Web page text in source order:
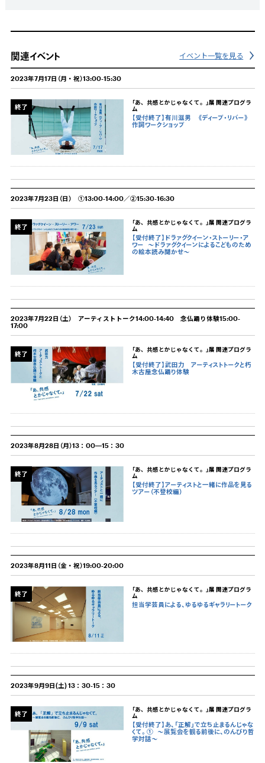
関連イベント イベント一覧を見る
2023年7月17日（月・祝）13:00-15:30
終了
「あ、共感とかじゃなくて。」展 関連プログラ
ム
【受付終了】有川滋男 《ディープ・リバー》
作詞ワークショップ
2023年7月23日（日） ①13:00-14:00／②15:30-16:30
終了
「あ、共感とかじゃなくて。」展 関連プログラ
ム
【受付終了】ドラァグクイーン・ストーリー・ア
ワー
〜ドラァグクイーンによるこどものため
の絵本読み聞かせ〜
2023年7月22日（土） アーティストトーク14:00-14:40 念仏踊り体験15:00-
17:00
終了
「あ、共感とかじゃなくて。」展 関連プログラ
ム
【受付終了】武田力 アーティストトークと朽
木古屋念仏踊り体験
2023年8月28日（月）13：00―15：30
終了
「あ、共感とかじゃなくて。」展 関連プログラ
ム
【受付終了】アーティストと一緒に作品を見る
ツアー（不登校編）
2023年8月11日（金・祝）19:00-20:00
終了
「あ、共感とかじゃなくて。」展 関連プログラ
ム
担当学芸員による、ゆるゆるギャラリートーク
2023年9月9日(土) 13：30-15：30
終了
「あ、共感とかじゃなくて。」展 関連プログラ
ム
【受付終了】あ、「正解」で立ち止まるんじゃな
くて。①
〜展覧会を観る前後に、のんびり哲
学対話〜